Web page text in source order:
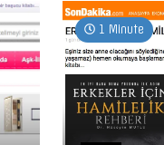
1 Minute